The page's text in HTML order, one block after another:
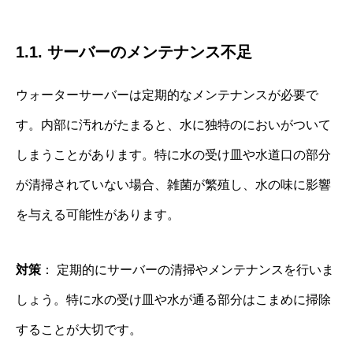
1.1. サーバーのメンテナンス不足
ウォーターサーバーは定期的なメンテナンスが必要で
す。内部に汚れがたまると、水に独特のにおいがついて
しまうことがあります。特に水の受け皿や水道口の部分
が清掃されていない場合、雑菌が繁殖し、水の味に影響
を与える可能性があります。
対策 ： 定期的にサーバーの清掃やメンテナンスを行いま
しょう。特に水の受け皿や水が通る部分はこまめに掃除
することが大切です。